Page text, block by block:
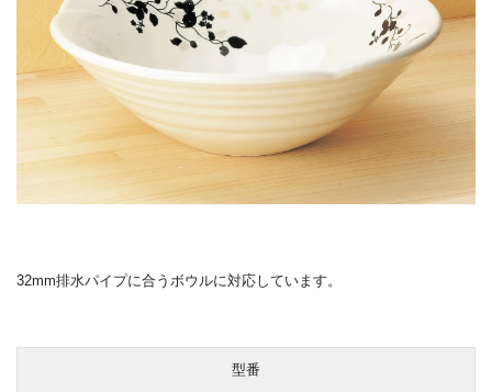
32mm排水パイプに合うボウルに対応しています。
型番